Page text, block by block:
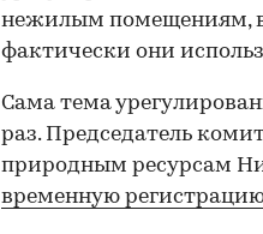
нежилым помещениям, в
фактически они
Сама тема
раз. Председатель
природным ресурсам
временную